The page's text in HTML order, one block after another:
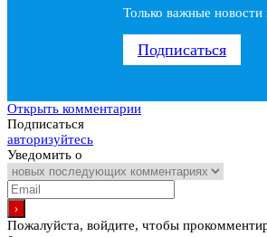
Только важные
Подписаться
Открыть комментарии
Подписаться
авторизуйтесь
Уведомить о
Пожалуйста, войдите, чтобы